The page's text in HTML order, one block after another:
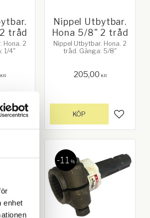
enhet
tråd
Hona. 2
1/4"
KR
Lägg till i favoriter
Nippel Utbytbar.
Hona 5/8" 2 tråd
Nippel Utbytbar. Hona. 2
tråd. Gänga: 5/8"
205,00 KR
Lägg
KÖP
11 %